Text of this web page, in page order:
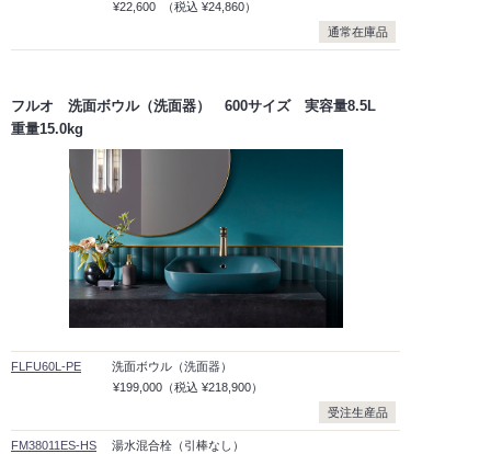
¥22,600
（税込 ¥24,860）
通常在庫品
フルオ 洗面ボウル（洗面器） 600サイズ 実容量8.5L
重量15.0kg
FLFU60L-PE
洗面ボウル（洗面器）
¥199,000 （税込 ¥218,900）
受注生産品
FM38011ES-HS 湯水混合栓（引棒なし）